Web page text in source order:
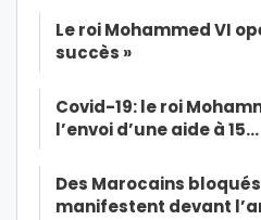
Le roi Mohammed VI
succès »
Covid-19: le roi
l’envoi d’une aide à 15…
Des Marocains
manifestent devant